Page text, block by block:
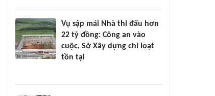
Vụ sập mái Nhà thi đấu hơn
22 tỷ đồng: Công an vào
cuộc, Sở Xây dựng chỉ loạt
tồn tại